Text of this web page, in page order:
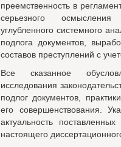
преемственность в
серьезного
углубленного системного
подлога документов,
составов преступлений с
Все сказанное
исследования
подлог документов,
его совершенствования.
актуальность
настоящего